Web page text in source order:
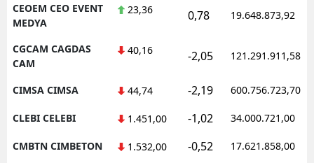
CEOEM CEO EVENT
MEDYA
23,36 0,78 19.648.873,92
CGCAM CAGDAS
CAM
40,16 -2,05 121.291.911,58
CIMSA CIMSA 44,74 -2,19 600.756.723,70
CLEBI CELEBI 1.451,00 -1,02 34.000.721,00
CMBTN CIMBETON 1.532,00 -0,52 17.621.858,00